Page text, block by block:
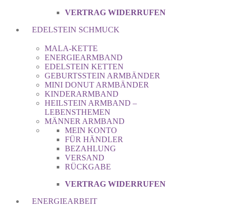
VERTRAG WIDERRUFEN
EDELSTEIN SCHMUCK
MALA-KETTE
ENERGIEARMBAND
EDELSTEIN KETTEN
GEBURTSSTEIN ARMBÄNDER
MINI DONUT ARMBÄNDER
KINDERARMBAND
HEILSTEIN ARMBAND –
LEBENSTHEMEN
MÄNNER ARMBAND
MEIN KONTO
FÜR HÄNDLER
BEZAHLUNG
VERSAND
RÜCKGABE
VERTRAG WIDERRUFEN
ENERGIEARBEIT